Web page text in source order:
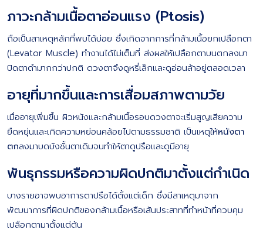
ภาวะกล้ามเนื้อตาอ่อนแรง (Ptosis)
ถือเป็นสาเหตุหลักที่พบได้บ่อย ซึ่งเกิดจากการที่กล้ามเนื้อยกเปลือกตา
(Levator Muscle) ทำงานได้ไม่เต็มที่ ส่งผลให้เปลือกตาบนตกลงมา
ปิดตาดำมากกว่าปกติ ดวงตาจึงดูหรี่เล็กและดูอ่อนล้าอยู่ตลอดเวลา
อายุที่มากขึ้นและการเสื่อมสภาพตามวัย
เมื่ออายุเพิ่มขึ้น ผิวหนังและกล้ามเนื้อรอบดวงตาจะเริ่มสูญเสียความ
ยืดหยุ่นและเกิดความหย่อนคล้อยไปตามธรรมชาติ เป็นเหตุให้หนังตา
ตกลงมาบดบังชั้นตาเดิมจนทำให้ตาดูปรือและดูมีอายุ
พันธุกรรมหรือความผิดปกติมาตั้งแต่กำเนิด
บางรายอาจพบอาการตาปรือได้ตั้งแต่เด็ก ซึ่งมีสาเหตุมาจาก
พัฒนาการที่ผิดปกติของกล้ามเนื้อหรือเส้นประสาทที่ทำหน้าที่ควบคุม
เปลือกตามาตั้งแต่ต้น